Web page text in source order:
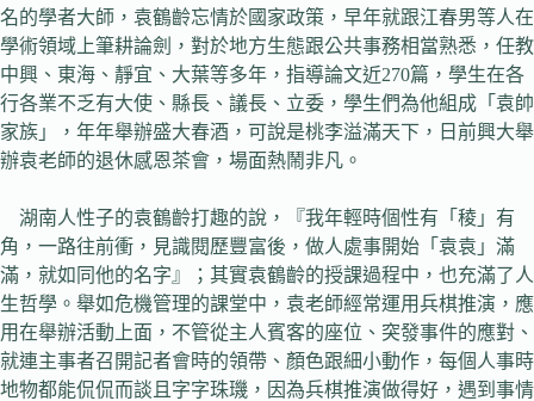
名的學者大師，袁鶴齡忘情於國家政策，早年就跟江春男等人在
學術領域上筆耕論劍，對於地方生態跟公共事務相當熟悉，任教
中興、東海、靜宜、大葉等多年，指導論文近270篇，學生在各
行各業不乏有大使、縣長、議長、立委，學生們為他組成「袁帥
家族」，年年舉辦盛大春酒，可說是桃李溢滿天下，日前興大舉
辦袁老師的退休感恩茶會，場面熱鬧非凡。
湖南人性子的袁鶴齡打趣的說，『我年輕時個性有「稜」有
角，一路往前衝，見識閱歷豐富後，做人處事開始「袁袁」滿
滿，就如同他的名字』；其實袁鶴齡的授課過程中，也充滿了人
生哲學。舉如危機管理的課堂中，袁老師經常運用兵棋推演，應
用在舉辦活動上面，不管從主人賓客的座位、突發事件的應對、
就連主事者召開記者會時的領帶、顏色跟細小動作，每個人事時
地物都能侃侃而談且字字珠璣，因為兵棋推演做得好，遇到事情